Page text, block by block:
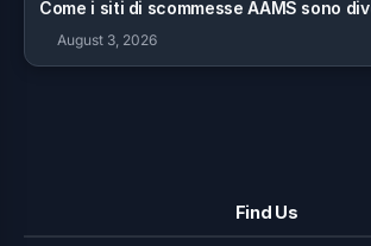
Come i siti di scommesse AAMS sono
August 3, 2026
Find Us